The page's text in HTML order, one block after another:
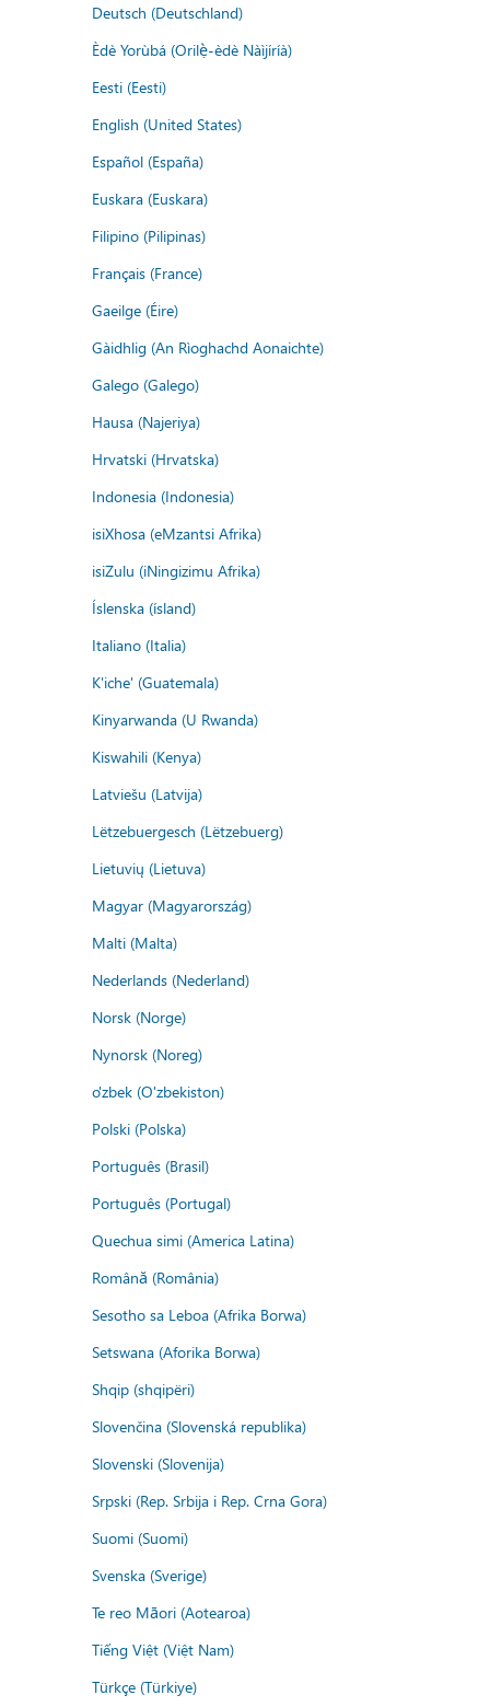
Deutsch (Deutschland)
Èdè Yorùbá (Orilẹ̀-èdè Nàìjíríà)
Eesti (Eesti)
English (United States)
Español (España)
Euskara (Euskara)
Filipino (Pilipinas)
Français (France)
Gaeilge (Éire)
Gàidhlig (An Rìoghachd Aonaichte)
Galego (Galego)
Hausa (Najeriya)
Hrvatski (Hrvatska)
Indonesia (Indonesia)
isiXhosa (eMzantsi Afrika)
isiZulu (iNingizimu Afrika)
Íslenska (ísland)
Italiano (Italia)
K'iche' (Guatemala)
Kinyarwanda (U Rwanda)
Kiswahili (Kenya)
Latviešu (Latvija)
Lëtzebuergesch (Lëtzebuerg)
Lietuvių (Lietuva)
Magyar (Magyarország)
Malti (Malta)
Nederlands (Nederland)
Norsk (Norge)
Nynorsk (Noreg)
o'zbek (O'zbekiston)
Polski (Polska)
Português (Brasil)
Português (Portugal)
Quechua simi (America Latina)
Română (România)
Sesotho sa Leboa (Afrika Borwa)
Setswana (Aforika Borwa)
Shqip (shqipëri)
Slovenčina (Slovenská republika)
Slovenski (Slovenija)
Srpski (Rep. Srbija i Rep. Crna Gora)
Suomi (Suomi)
Svenska (Sverige)
Te reo Māori (Aotearoa)
Tiếng Việt (Việt Nam)
Türkçe (Türkiye)